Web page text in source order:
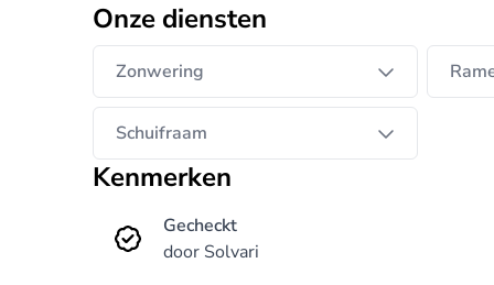
Onze diensten
Zonwering
Schuifraam
Kenmerken
Gecheckt
door Solvari